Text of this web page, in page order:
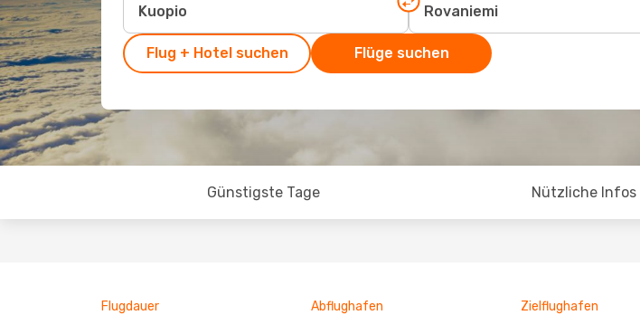
Flug + Hotel suchen Flüge suchen
Günstigste Tage Nützliche Infos
Flugdauer Abflughafen Zielflughafen